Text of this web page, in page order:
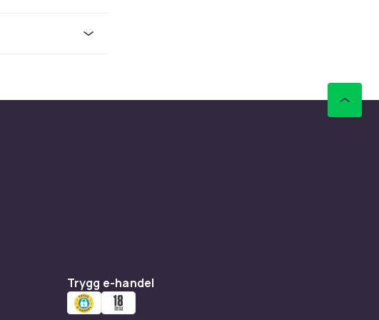
deba passar
slipning, men
är lika viktigt –
Magnetlister är
och ordnat
Trygg e-handel